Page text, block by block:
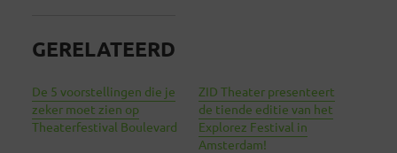
GERELATEERD
De 5 voorstellingen die je
zeker moet zien op
Theaterfestival Boulevard
ZID Theater presenteert
de tiende editie van het
Explorez Festival in
Amsterdam!